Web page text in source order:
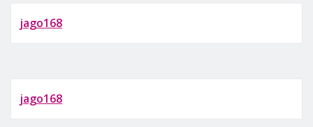
jago168
jago168